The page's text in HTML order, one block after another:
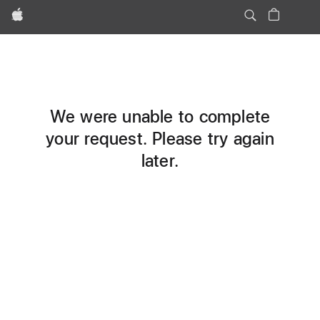
Apple
We were unable to complete
your request. Please try again
later.